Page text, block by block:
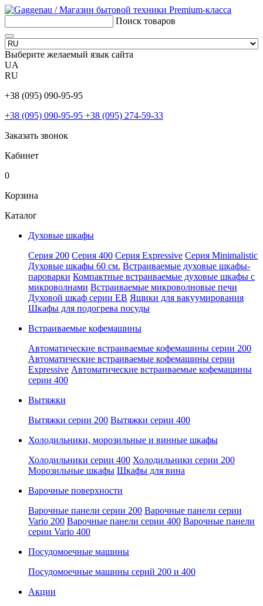
Поиск товаров
Выберите желаемый язык сайта
UA
RU
+38 (095) 090-95-95
+38 (095) 090-95-95 +38 (095) 274-59-33
Заказать звонок
Кабинет
0
Корзина
Каталог
Духовые шкафы
Серия 200 Серия 400 Серия Expressive Серия Minimalistic
Духовые шкафы 60 см. Встраиваемые духовые шкафы-
пароварки Компактные встраиваемые духовые шкафы с
микроволнами Встраиваемые микроволновые печи
Духовой шкаф серии EB Ящики для вакуумирования
Шкафы для подогрева посуды
Встраиваемые кофемашины
Автоматические встраиваемые кофемашины серии 200
Автоматические встраиваемые кофемашины серии
Expressive Автоматические встраиваемые кофемашины
серии 400
Вытяжки
Вытяжки серии 200 Вытяжки серии 400
Холодильники, морозильные и винные шкафы
Холодильники серии 400 Холодильники серии 200
Морозильные шкафы Шкафы для вина
Варочные поверхности
Варочные панели серии 200 Варочные панели серии
Vario 200 Варочные панели серии 400 Варочные панели
серии Vario 400
Посудомоечные машины
Посудомоечные машины серий 200 и 400
Акции